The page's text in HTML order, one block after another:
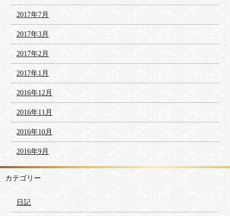
2017年7月
2017年3月
2017年2月
2017年1月
2016年12月
2016年11月
2016年10月
2016年9月
カテゴリー
日記